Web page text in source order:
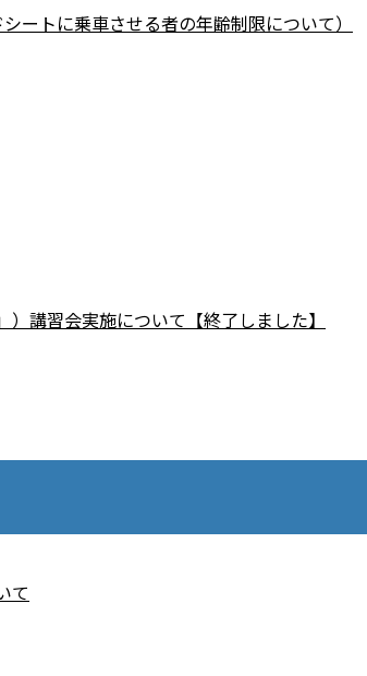
ートに乗車させる者の年齢制限について）
講習会実施について【終了しました】
て